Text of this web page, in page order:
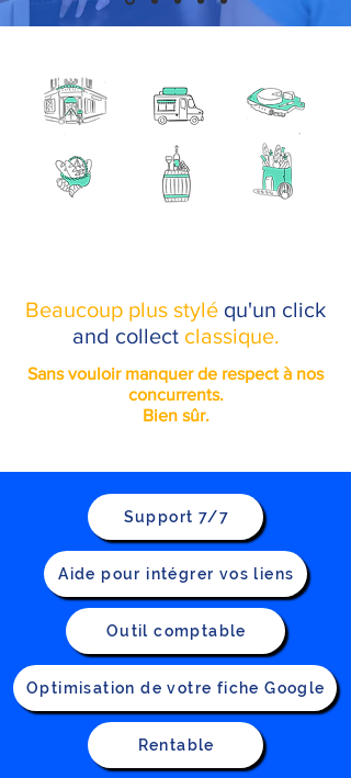
Beaucoup plus stylé qu'un click
and collect classique.
Sans vouloir manquer de respect à nos
concurrents.
Bien sûr.
Support 7/7
Aide pour intégrer vos liens
Outil comptable
Optimisation de votre fiche Google
Rentable